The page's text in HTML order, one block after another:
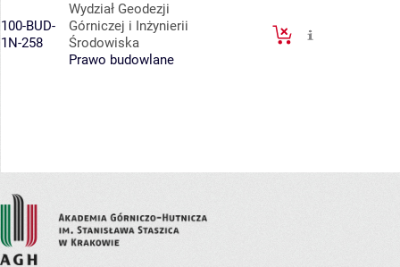
100-BUD-
1N-258
Wydział Geodezji
Górniczej i Inżynierii
Środowiska
Prawo budowlane